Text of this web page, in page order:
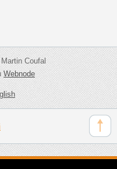
Coufal
Webnode